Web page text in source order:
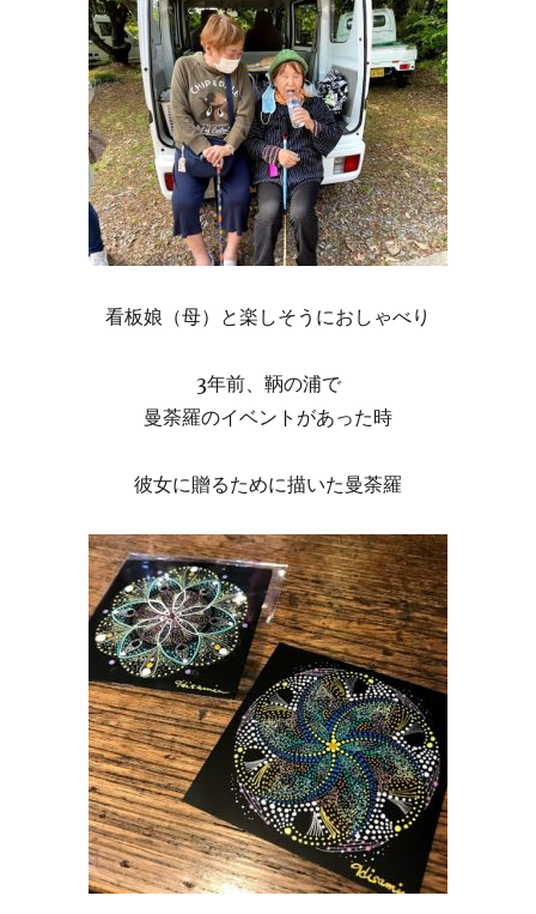
看板娘（母）と楽しそうにおしゃべり
3年前、鞆の浦で
曼荼羅のイベントがあった時
彼女に贈るために描いた曼荼羅